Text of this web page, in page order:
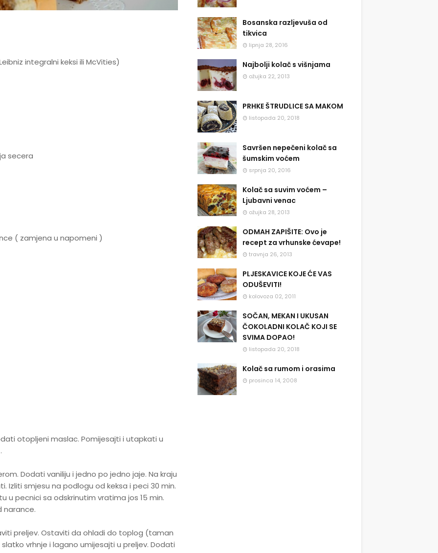
integralni keksi ili McVities)
secera
( zamjena u napomeni )
otopljeni maslac. Pomijesajti i utapkati u
Dodati vaniliju i jedno po jedno jaje. Na kraju
Izliti smjesu na podlogu od keksa i peci 30 min.
u pecnici sa odskrinutim vratima jos 15 min.
narance.
preljev. Ostaviti da ohladi do toplog (taman
vrhnje i lagano umijesajti u preljev. Dodati
Bosanska razljevuša od
tikvica
lipnja 28, 2016
Najbolji kolač s višnjama
ožujka 22, 2013
PRHKE ŠTRUDLICE SA MAKOM
listopada 20, 2018
Savršen nepečeni kolač sa
šumskim voćem
srpnja 20, 2016
Kolač sa suvim voćem –
Ljubavni venac
ožujka 28, 2013
ODMAH ZAPIŠITE: Ovo je
recept za vrhunske ćevape!
travnja 26, 2013
PLJESKAVICE KOJE ĆE VAS
ODUŠEVITI!
kolovoza 02, 2011
SOČAN, MEKAN I UKUSAN
ČOKOLADNI KOLAČ KOJI SE
SVIMA DOPAO!
listopada 20, 2018
Kolač sa rumom i orasima
prosinca 14, 2008